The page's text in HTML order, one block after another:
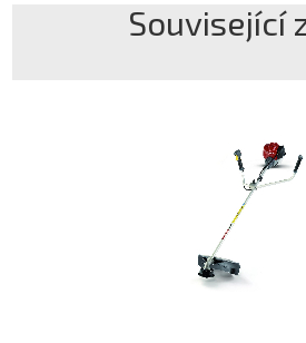
Související